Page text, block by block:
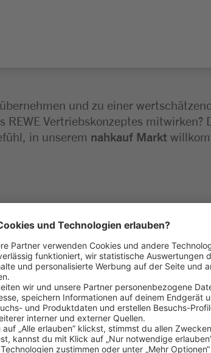
und zu einer
REWE Vertriebskonzeptes
in unserem nahkauf Markt
REWE Vertriebskonzeptes
als Vorbild voran.
sowie eine vertrauensvolle
sowie das Qualitätsmanagement.
Warengeschäfts sowie die